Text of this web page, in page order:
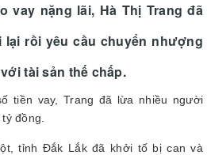
vay nặng lãi, Hà Thị Trang đã
rồi yêu cầu chuyển nhượng
tài sản thế chấp.
tiền vay, Trang đã lừa nhiều người
đồng.
tỉnh Đắk Lắk đã khởi tố bị can và